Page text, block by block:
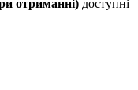
отриманні) доступні